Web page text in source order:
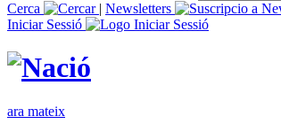
Cerca
| Newsletters
Iniciar Sessió
ara mateix